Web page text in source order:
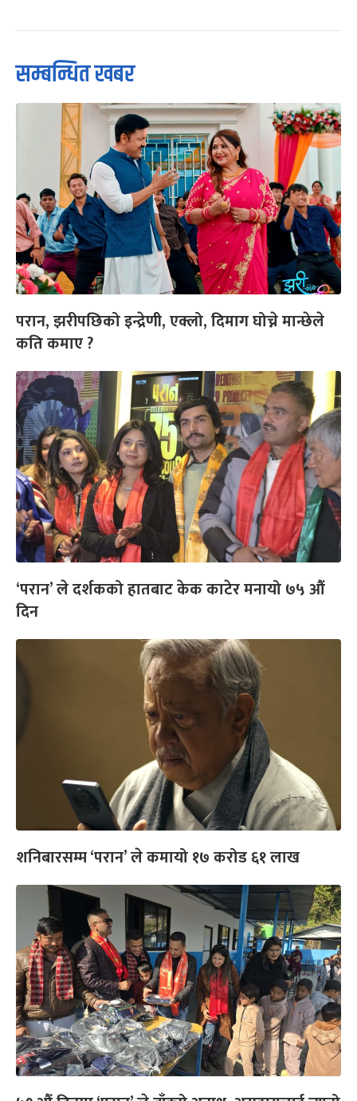
सम्बन्धित खबर
परान, झरीपछिको इन्द्रेणी, एक्लो, दिमाग घोच्ने मान्छेले
कति कमाए ?
‘परान’ ले दर्शकको हातबाट केक काटेर मनायो ७५ औं
दिन
शनिबारसम्म ‘परान’ ले कमायो १७ करोड ६१ लाख